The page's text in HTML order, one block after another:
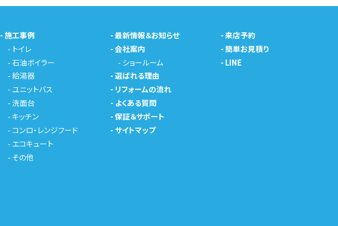
-施工事例
- トイレ
-石油ボイラー
-給湯器
- ユニットバス
-洗面台
-キッチン
- コンロ・レンジフード
- エコキュート
- その他
-最新情報＆お知らせ
-会社案内
- ショールーム
-選ばれる理由
- リフォームの流れ
- よくある質問
-保証＆サポート
- サイトマップ
-来店予約
-簡単お見積り
- LINE